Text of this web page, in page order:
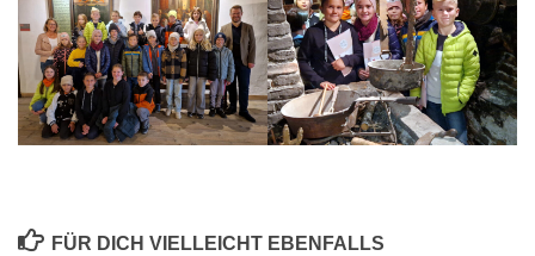
FÜR DICH VIELLEICHT EBENFALLS